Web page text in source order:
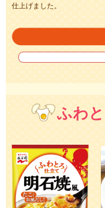
仕上げました。
ふわ